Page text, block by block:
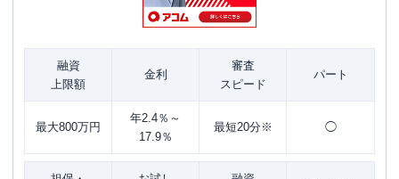
融資
上限額
金利
審査
スピード
パート
最大800万円
年2.4％～
17.9％
最短20分※ ◯